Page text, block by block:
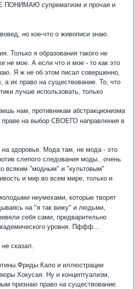
ПОНИМАЮ супрематизм и прочая и
но кое-что о живописи знаю.
Только я образования такого не
не мое. А если что и мое - то как это
Я ж не об этом писал совершенно,
их право на существование. То, что
лучше использовать, только
нам, противникам абстракционизма
праве на выбор СВОЕГО направления в
здоровье. Мода там, не мода - это
слепого следования моды.. очень
всяким "модным" и "культовым"
и мир во всем мире, только и
неумехами, которые творят
на "я так вижу" и людьми,
себя сами, предварительно
уровня. Пффф...
сказал.
Фриды Кало и иллюстрации
Хокусая. Ну и концептуализм,
признаю право на существование.